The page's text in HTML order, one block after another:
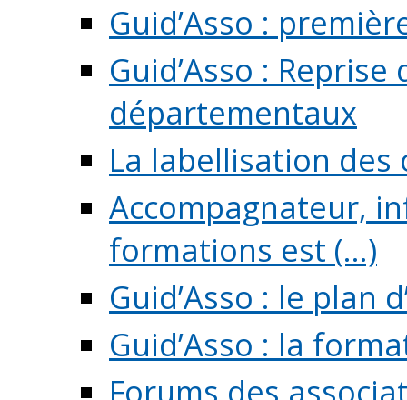
Guid’Asso :
Guid’Asso :
départementaux
La labellisation
Accompagnateur,
formations est (...)
Guid’Asso : le plan
Guid’Asso : la
Forums des